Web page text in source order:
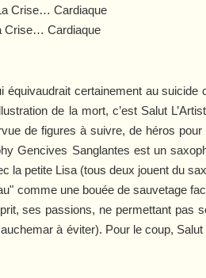
Crise… Cardiaque
certainement au suicide
de la mort, c’est Salut
de figures à suivre, de héros
Gencives Sanglantes est un
la petite Lisa (tous deux jouent du
comme une bouée de sauvetage
ses passions, ne permettant pas
à éviter). Pour le coup, Salut